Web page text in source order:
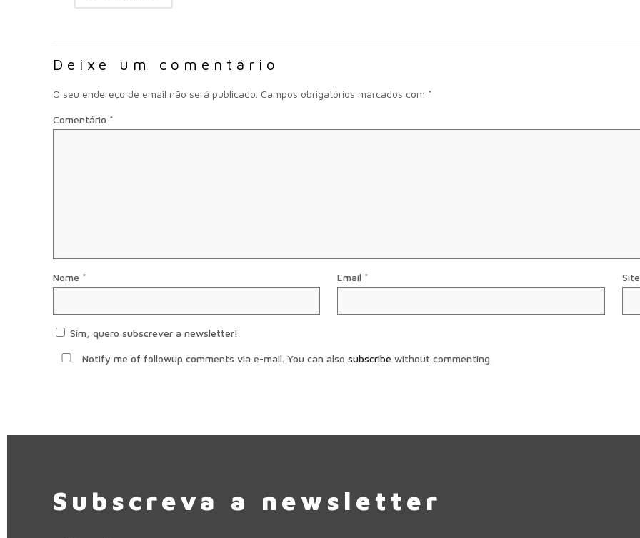
Deixe um comentário
O seu endereço de email não será publicado. Campos obrigatórios marcados com *
Comentário *
Nome * Email * Site
Sim, quero subscrever a newsletter!
Notify me of followup comments via e-mail. You can also subscribe without commenting.
Subscreva a newsletter